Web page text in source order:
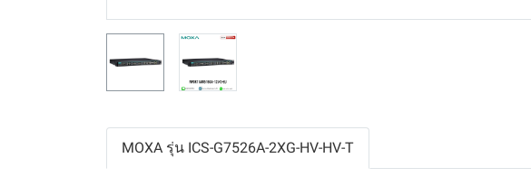
MOXA รุ่น ICS-G7526A-2XG-HV-HV-T